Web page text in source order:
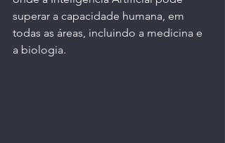
superar a capacidade humana, em
todas as áreas, incluindo a medicina e
a biologia.